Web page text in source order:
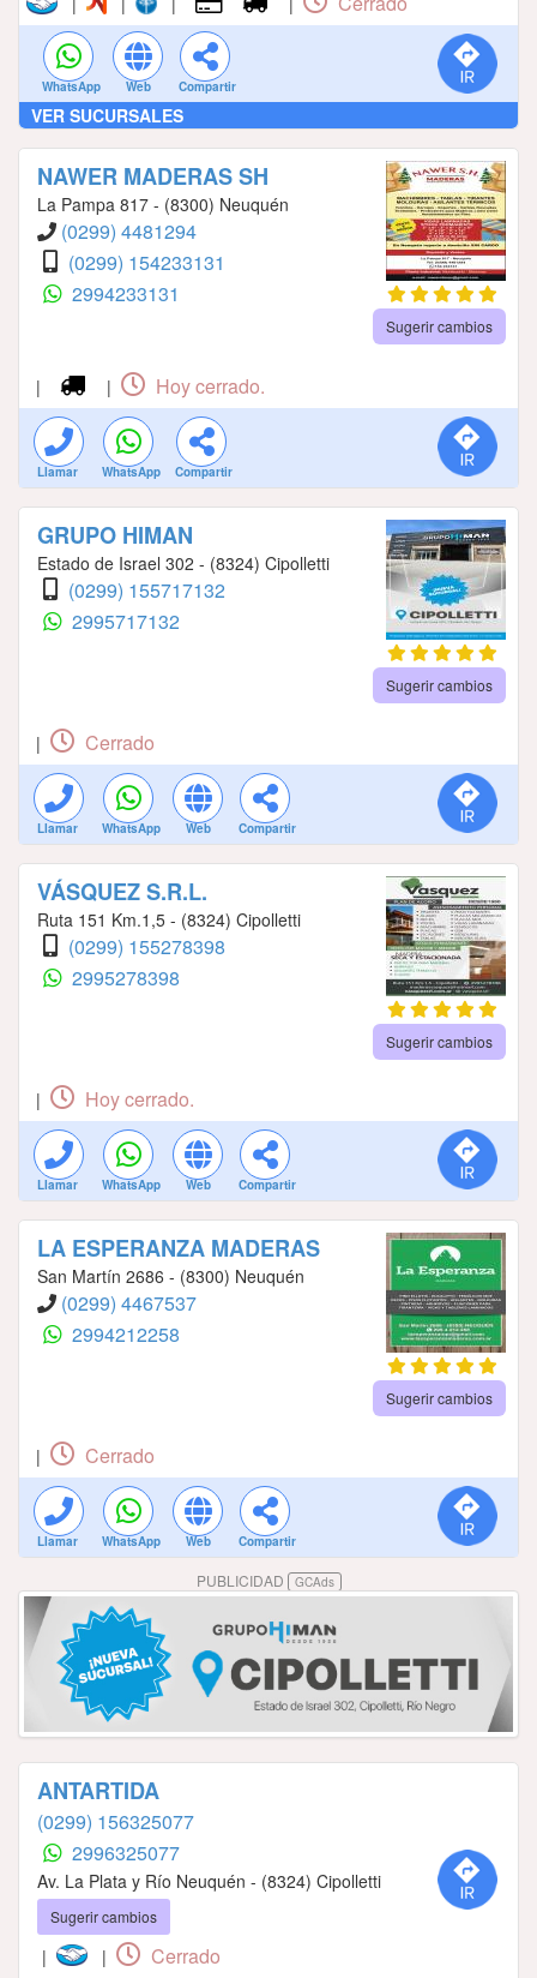
WhatsApp Web Compartir
VER SUCURSALES
NAWER MADERAS SH
La Pampa 817 - (8300) Neuquén
(0299) 4481294
(0299) 154233131
2994233131
Sugerir cambios
| | Hoy cerrado.
Llamar WhatsApp Compartir
GRUPO HIMAN
Estado de Israel 302 - (8324) Cipolletti
(0299) 155717132
2995717132
Sugerir cambios
| Cerrado
Llamar WhatsApp Web Compartir
VÁSQUEZ S.R.L.
Ruta 151 Km.1,5 - (8324) Cipolletti
(0299) 155278398
2995278398
Sugerir cambios
| Hoy cerrado.
Llamar WhatsApp Web Compartir
LA ESPERANZA MADERAS
San Martín 2686 - (8300) Neuquén
(0299) 4467537
2994212258
Sugerir cambios
| Cerrado
Llamar WhatsApp Web Compartir
PUBLICIDAD GCAds
ANTARTIDA
(0299) 156325077
2996325077
Av. La Plata y Río Neuquén - (8324) Cipolletti
Sugerir cambios
| | Cerrado